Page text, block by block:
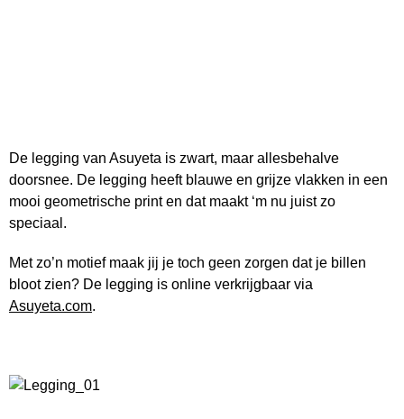
De legging van Asuyeta is zwart, maar allesbehalve
doorsnee. De legging heeft blauwe en grijze vlakken in een
mooi geometrische print en dat maakt ‘m nu juist zo
speciaal.
Met zo’n motief maak jij je toch geen zorgen dat je billen
bloot zien? De legging is online verkrijgbaar via
Asuyeta.com.